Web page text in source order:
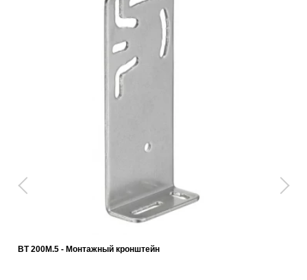
BT 200M.5 - Монтажный кронштейн